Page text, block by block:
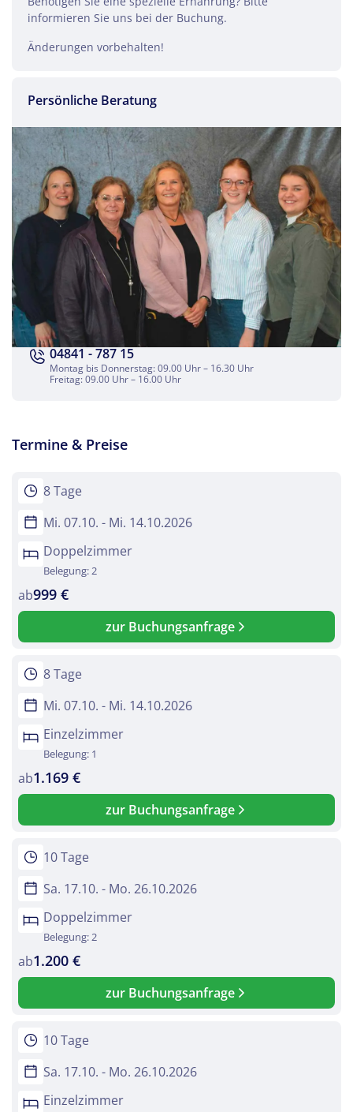
Gardasee
Facebook
Twitter
WhatsApp
Telegram
per E-Mail senden
Link kopieren
informieren Sie uns bei der Buchung.
Änderungen vorbehalten!
Persönliche Beratung
04841 - 787 15
Montag bis Donnerstag: 09.00 Uhr – 16.30 Uhr
Freitag: 09.00 Uhr – 16.00 Uhr
Termine & Preise
8 Tage
Mi. 07.10. - Mi. 14.10.2026
Doppelzimmer
Belegung: 2
ab999 €
zur Buchungsanfrage
8 Tage
Mi. 07.10. - Mi. 14.10.2026
Einzelzimmer
Belegung: 1
ab1.169 €
zur Buchungsanfrage
10 Tage
Sa. 17.10. - Mo. 26.10.2026
Doppelzimmer
Belegung: 2
ab1.200 €
zur Buchungsanfrage
10 Tage
Sa. 17.10. - Mo. 26.10.2026
Einzelzimmer